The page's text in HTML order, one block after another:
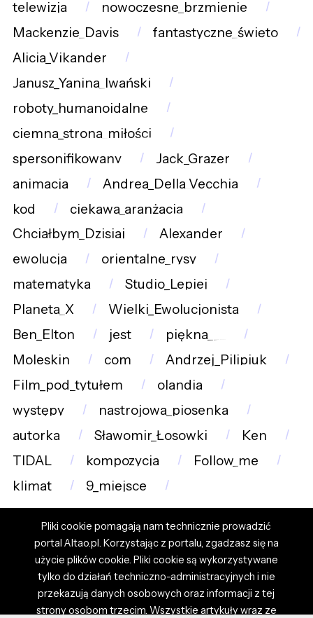
telewizja
nowoczesne_brzmienie
Mackenzie_Davis
fantastyczne_święto
Alicia_Vikander
Janusz_Yanina_Iwański
roboty_humanoidalne
ciemna_strona_miłości
spersonifikowany
Jack_Grazer
animacja
Andrea_Della_Vecchia
kod
ciekawa_aranżacja
Chciałbym_Dzisiaj
Alexander
ewolucja
orientalne_rysy
matematyka
Studio_Lepiej
Planeta_X
Wielki_Ewolucjonista
Ben_Elton
jest
piękna___
Moleskin
com
Andrzej_Pilipiuk
Film_pod_tytułem
olandia
występy
nastrojowa_piosenka
autorka
Sławomir_Łosowki
Ken
TIDAL
kompozycja
Follow_me
klimat
9_miejsce
Pliki cookie pomagają nam technicznie prowadzić
portal Altao.pl. Korzystając z portalu, zgadzasz się na
użycie plików cookie. Pliki cookie są wykorzystywane
tylko do działań techniczno-administracyjnych i nie
przekazują danych osobowych oraz informacji z tej
strony osobom trzecim. Wszystkie artykuły wraz ze